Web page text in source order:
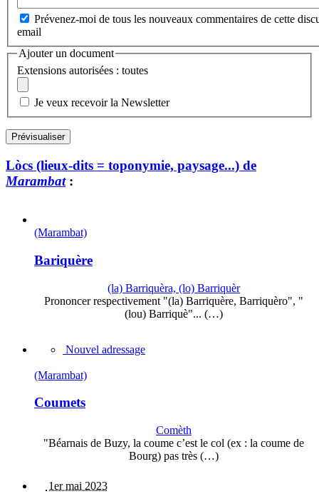
Prévenez-moi de tous les nouveaux commentaires de cette
email
Ajouter un document
Extensions autorisées : toutes
Je veux recevoir la Newsletter
Lòcs (lieux-dits = toponymie, paysage...) de
Marambat:
(Marambat)
Bariquère
(la) Barriquèra, (lo) Barriquèr
Prononcer respectivement "(la) Barriquère, Barriquèro", "
(lou) Barriquè"... (…)
Nouvel adressage
(Marambat)
Coumets
Comèth
"Béarnais de Buzy, la coume c’est le col (ex : la coume de
Bourg) pas très (…)
1er mai 2023